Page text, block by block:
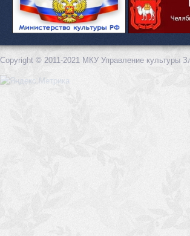
Copyright © 2011-2021 МКУ Управление культуры